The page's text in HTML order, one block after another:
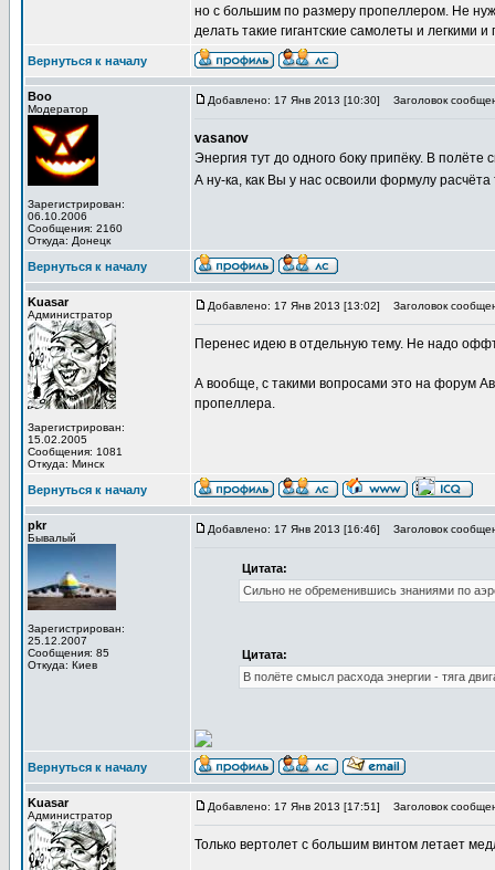
но с большим по размеру пропеллером. Не
делать такие гигантские самолеты и легкими
Вернуться к началу
Boo
Модератор
Зарегистрирован:
06.10.2006
Сообщения: 2160
Откуда: Донецк
Добавлено: 17 Янв 2013 [10:30] Заголовок
vasanov
Энергия тут до одного боку припёку. В полёте
А ну-ка, как Вы у нас освоили формулу
Вернуться к началу
Kuasar
Администратор
Зарегистрирован:
15.02.2005
Сообщения: 1081
Откуда: Минск
Добавлено: 17 Янв 2013 [13:02] Заголовок
Перенес идею в отдельную тему. Не надо
А вообще, с такими вопросами это на форум
пропеллера.
Вернуться к началу
pkr
Бывалый
Зарегистрирован:
25.12.2007
Сообщения: 85
Откуда: Киев
Добавлено: 17 Янв 2013 [16:46] Заголовок
Цитата:
Сильно не обременившись знаниями по
Цитата:
В полёте смысл расхода энергии - тяга
Вернуться к началу
Kuasar
Администратор
Добавлено: 17 Янв 2013 [17:51] Заголовок
Только вертолет с большим винтом летает